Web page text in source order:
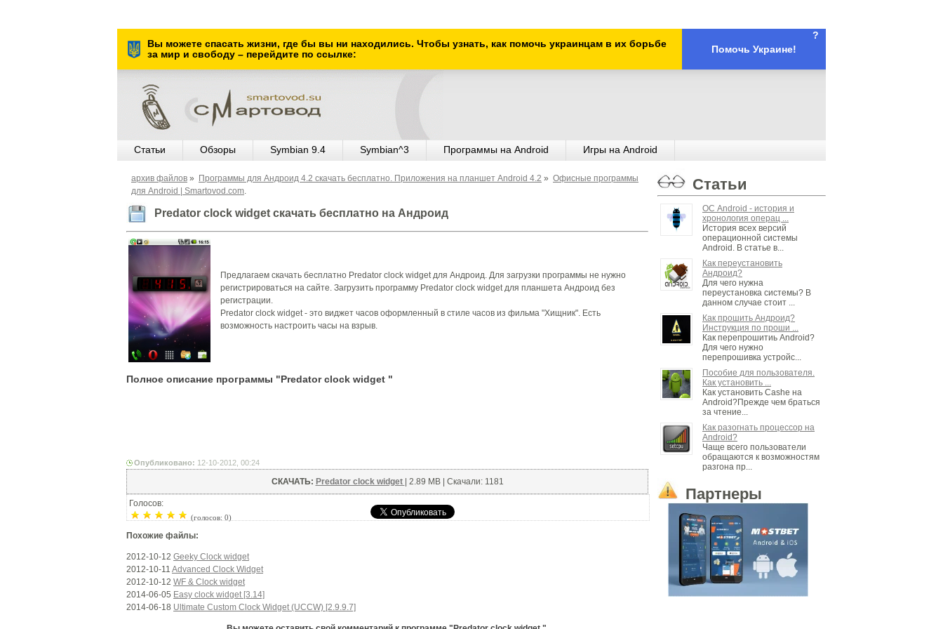
Вы можете спасать жизни, где бы вы ни находились. Чтобы узнать, как помочь украинцам в их борьбе
за мир и свободу – перейдите по ссылке:
Помочь Украине!
?
Статьи Обзоры Symbian 9.4 Symbian^3 Программы на Android Игры на Android
архив файлов » Программы для Андроид 4.2 скачать бесплатно. Приложения на планшет Android 4.2 » Офисные программы
для Android | Smartovod.com.
Predator clock widget скачать бесплатно на Андроид
Предлагаем скачать бесплатно Predator clock widget для Андроид. Для загрузки программы не нужно
регистрироваться на сайте. Загрузить программу Predator clock widget для планшета Андроид без
регистрации.
Predator clock widget - это виджет часов оформленный в стиле часов из фильма "Хищник". Есть
возможность настроить часы на взрыв.
Полное описание программы "Predator clock widget "
Опубликовано: 12-10-2012, 00:24
СКАЧАТЬ: Predator clock widget | 2.89 MB | Скачали: 1181
Голосов:
(голосов: 0)
Похожие файлы:
2012-10-12 Geeky Clock widget
2012-10-11 Advanced Clock Widget
2012-10-12 WF & Clock widget
2014-06-05 Easy clock widget [3.14]
2014-06-18 Ultimate Custom Clock Widget (UCCW) [2.9.9.7]
Статьи
ОС Android - история и
хронология операц ...
История всех версий
операционной системы
Android. В статье в...
Как переустановить
Андроид?
Для чего нужна
переустановка системы? В
данном случае стоит ...
Как прошить Андроид?
Инструкция по проши ...
Как перепрошитиь Android?
Для чего нужно
перепрошивка устройс...
Пособие для пользователя.
Как установить ...
Как установить Cashe на
Android?Прежде чем браться
за чтение...
Как разогнать процессор на
Android?
Чаще всего пользователи
обращаются к возможностям
разгона пр...
Партнеры